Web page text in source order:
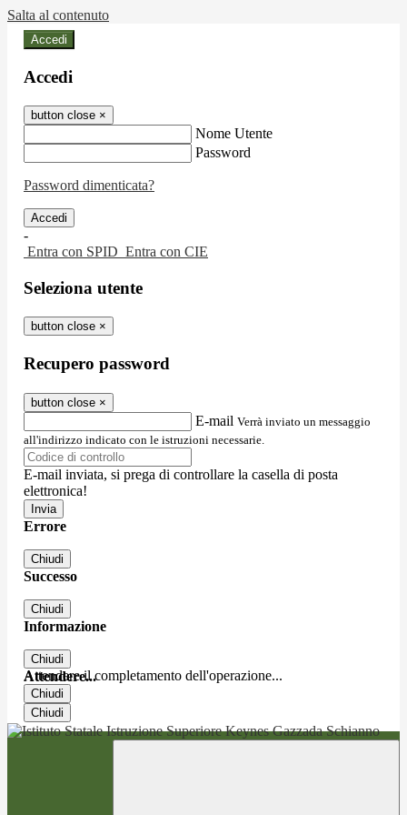
Salta al contenuto
Accedi
Accedi
button close ×
Nome Utente
Password
Password dimenticata?
-
Entra con SPID Entra con CIE
Seleziona utente
button close ×
Recupero password
button close ×
E-mail Verrà inviato un messaggio
all'indirizzo indicato con le istruzioni necessarie.
E-mail inviata, si prega di controllare la casella di posta
elettronica!
Errore
Chiudi
Successo
Chiudi
Informazione
Chiudi
Attendere...
Attendere il completamento dell'operazione...
Chiudi
Chiudi